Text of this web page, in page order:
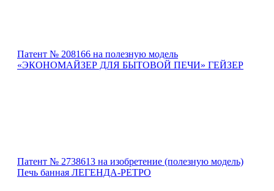
Патент № 208166 на полезную модель
«ЭКОНОМАЙЗЕР ДЛЯ БЫТОВОЙ ПЕЧИ» ГЕЙЗЕР
Патент № 2738613 на изобретение (полезную модель)
Печь банная ЛЕГЕНДА-РЕТРО